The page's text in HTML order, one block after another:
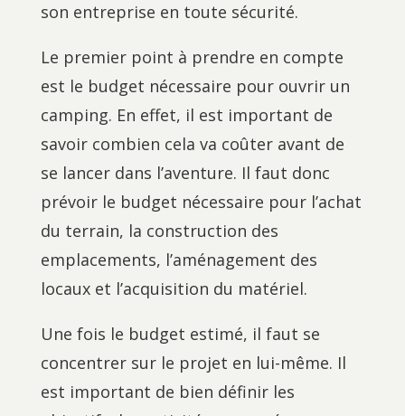
son entreprise en toute sécurité.
Le premier point à prendre en compte
est le budget nécessaire pour ouvrir un
camping. En effet, il est important de
savoir combien cela va coûter avant de
se lancer dans l’aventure. Il faut donc
prévoir le budget nécessaire pour l’achat
du terrain, la construction des
emplacements, l’aménagement des
locaux et l’acquisition du matériel.
Une fois le budget estimé, il faut se
concentrer sur le projet en lui-même. Il
est important de bien définir les